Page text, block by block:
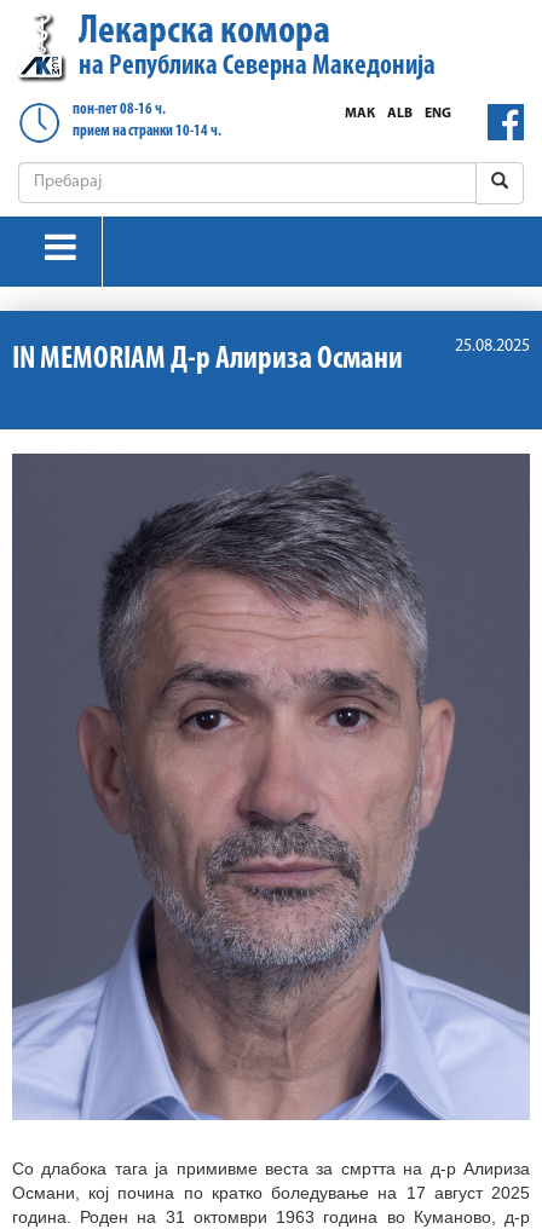
Лекарска комора
на Република Северна Македонија
пон-пет 08-16 ч.
прием на странки 10-14 ч.
ENG
ALB
МАК
25.08.2025
IN MEMORIAM Д-р Алириза Османи
Со длабока тага ја примивме веста за смртта на д-р Алириза
Османи, кој почина по кратко боледување на 17 август 2025
година. Роден на 31 октомври 1963 година во Куманово, д-р